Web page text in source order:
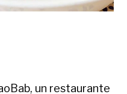
un restaurante